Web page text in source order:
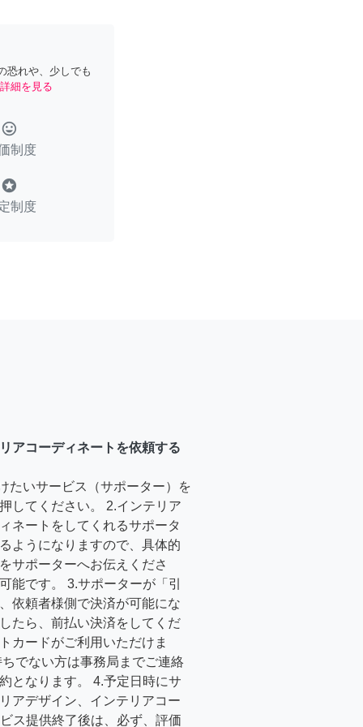
恐れや、少しでも
詳細を見る
tag_faces
制度
stars
制度
アコーディネートを依頼する
たいサービス（サポーター）を
してください。 2.インテリア
ネートをしてくれるサポータ
ようになりますので、具体的
サポーターへお伝えくださ
能です。 3.サポーターが「引
依頼者様側で決済が可能にな
たら、前払い決済をしてくだ
カードがご利用いただけま
でない方は事務局までご連絡
となります。 4.予定日時にサ
アデザイン、インテリアコー
ス提供終了後は、必ず、評価